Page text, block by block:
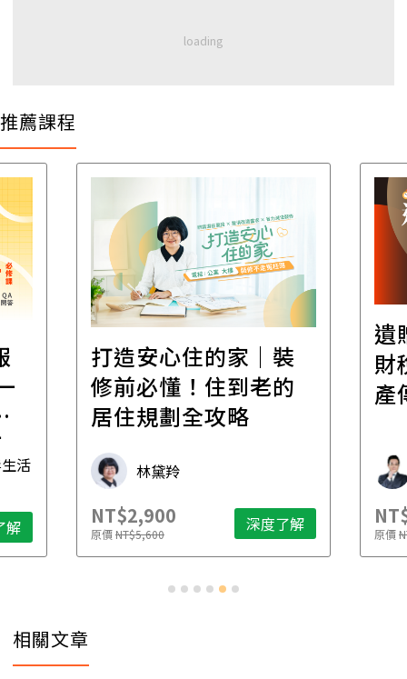
推薦課程
活
解
打造安心住的家｜裝
修前必懂！住到老的
居住規劃全攻略
林黛羚
NT$2,900
原價NT$5,600 深度了解
遺
財
產
原價
相關文章